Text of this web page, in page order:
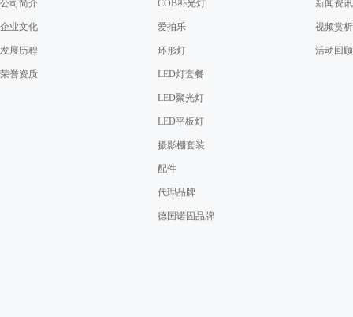
公司简介
企业文化
发展历程
荣誉资质
COB补光灯
爱拍乐
环形灯
LED灯套餐
LED聚光灯
LED平板灯
摄影棚套装
配件
代理品牌
德国诺固品牌
新闻资讯
视频赏析
活动回顾